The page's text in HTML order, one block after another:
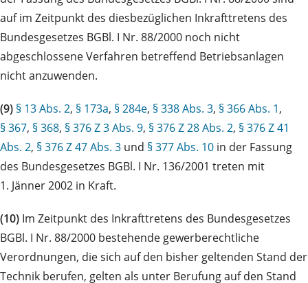
auf im Zeitpunkt des diesbezüglichen Inkrafttretens des
Bundesgesetzes BGBl. I Nr. 88/2000 noch nicht
abgeschlossene Verfahren betreffend Betriebsanlagen
nicht anzuwenden.
(9) § 13 Abs. 2, § 173a, § 284e, § 338 Abs. 3, § 366 Abs. 1,
§ 367, § 368, § 376 Z 3 Abs. 9, § 376 Z 28 Abs. 2, § 376 Z 41
Abs. 2, § 376 Z 47 Abs. 3 und § 377 Abs. 10 in der Fassung
des Bundesgesetzes BGBl. I Nr. 136/2001 treten mit
1. Jänner 2002 in Kraft.
(10) Im Zeitpunkt des Inkrafttretens des Bundesgesetzes
BGBl. I Nr. 88/2000 bestehende gewerberechtliche
Verordnungen, die sich auf den bisher geltenden Stand der
Technik berufen, gelten als unter Berufung auf den Stand